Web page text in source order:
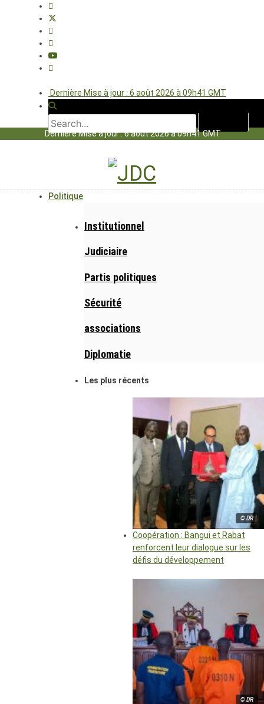
Dernière Mise à jour : 6 août 2026 à 09h41 GMT
Dernière Mise à jour : 6 août 2026 à 09h41 GMT
Politique
Institutionnel
Judiciaire
Partis politiques
Sécurité
associations
Diplomatie
Les plus récents
© DR
Coopération : Bangui et Rabat
renforcent leur dialogue sur les
défis du développement
© DR